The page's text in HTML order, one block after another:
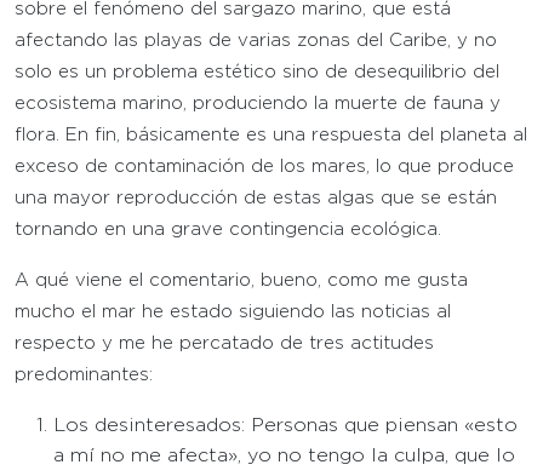
sobre el fenómeno del sargazo marino, que está
afectando las playas de varias zonas del Caribe, y no
solo es un problema estético sino de desequilibrio del
ecosistema marino, produciendo la muerte de fauna y
flora. En fin, básicamente es una respuesta del planeta al
exceso de contaminación de los mares, lo que produce
una mayor reproducción de estas algas que se están
tornando en una grave contingencia ecológica.
A qué viene el comentario, bueno, como me gusta
mucho el mar he estado siguiendo las noticias al
respecto y me he percatado de tres actitudes
predominantes:
Los desinteresados: Personas que piensan «esto
a mí no me afecta», yo no tengo la culpa, que lo